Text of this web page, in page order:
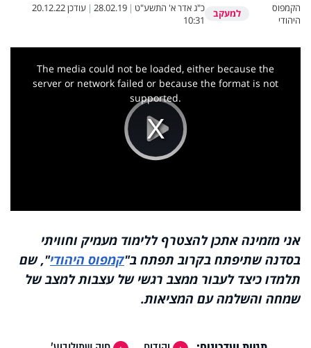
הקמפוס
היהודי
למעקב כ"ג אדר א' התשע"ט |
28.02.19
| עודכן20.12.22
10:31
Play
Video
This
The media could not be loaded, either because the
server or network failed or because the format is not
supported.
אני מזמינה אתכן להצטרף ללימוד מעמיק וחוויתי
בסדנה שתיפתח בקרוב תפתח ב"קמפוס היהודי", שם
תלמדו כיצד לעבור ממצב רגשי של עצבות למצב של
שמחה והשלמה עם המציאות.